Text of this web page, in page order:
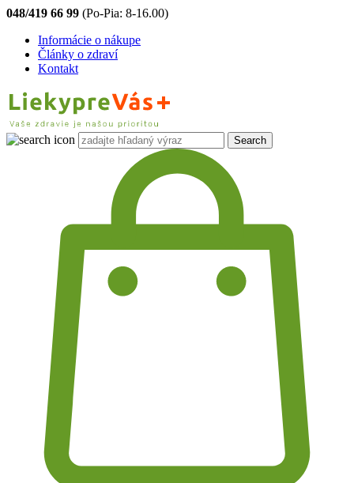
048/419 66 99 (Po-Pia: 8-16.00)
Informácie o nákupe
Články o zdraví
Kontakt